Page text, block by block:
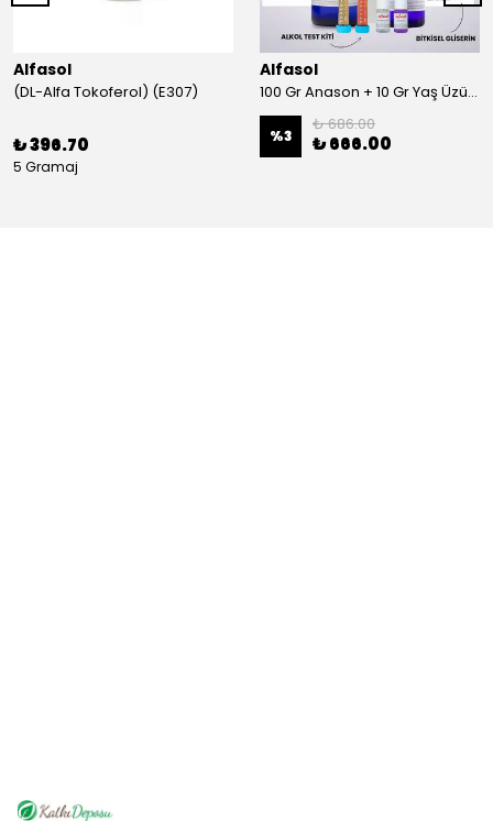
Alfasol
(DL-Alfa Tokoferol) (E307)
₺ 396.70
5 Gramaj
Alfasol
100 Gr Anason + 10 Gr Yaş Üzüm + 250 Gr Gliserin + Alkol Test Kiti
%3
₺ 686.00
₺ 666.00